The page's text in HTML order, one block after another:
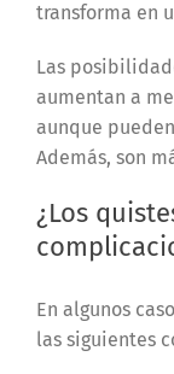
transforma en
Las
aumentan a
aunque
Además, son
¿Los
En algunos
las siguientes